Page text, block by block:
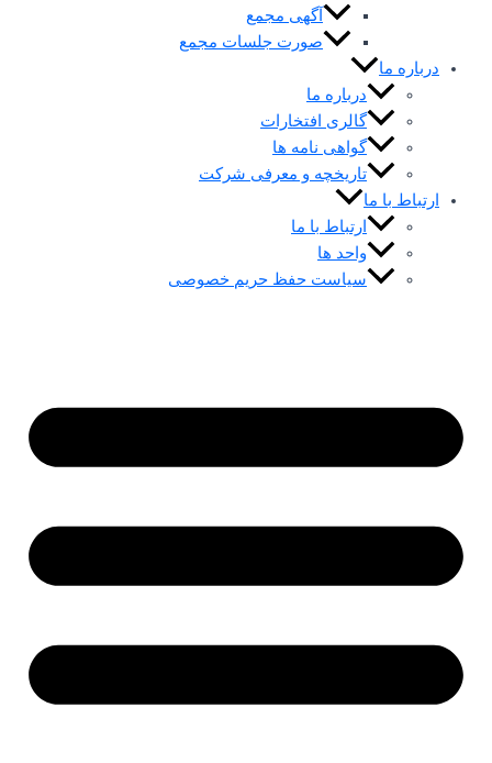
آگهی مجمع
صورت جلسات مجمع
درباره ما
درباره ما
گالری افتخارات
گواهی نامه ها
تاریخچه و معرفی شرکت
ارتباط با ما
ارتباط با ما
واحد ها
سیاست حفظ حریم خصوصی